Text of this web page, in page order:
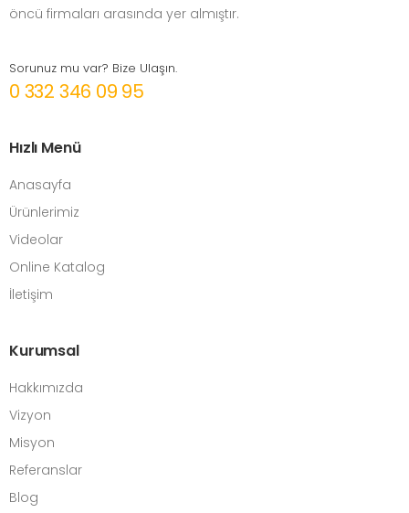
öncü firmaları arasında yer almıştır.
Sorunuz mu var? Bize Ulaşın.
0 332 346 09 95
Hızlı Menü
Anasayfa
Ürünlerimiz
Videolar
Online Katalog
İletişim
Kurumsal
Hakkımızda
Vizyon
Misyon
Referanslar
Blog